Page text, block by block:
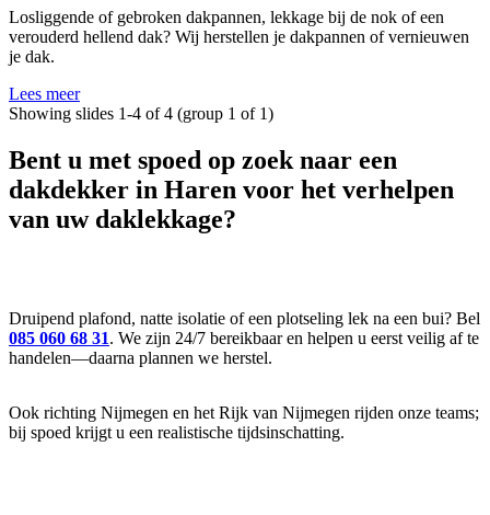
Losliggende of gebroken dakpannen, lekkage bij de nok of een
verouderd hellend dak? Wij herstellen je dakpannen of vernieuwen
je dak.
Lees meer
Showing slides 1-4 of 4 (group 1 of 1)
Bent u met spoed op zoek naar een
dakdekker in Haren voor het verhelpen
van uw daklekkage?
Druipend plafond, natte isolatie of een plotseling lek na een bui? Bel
085 060 68 31. We zijn 24/7 bereikbaar en helpen u eerst veilig af te
handelen—daarna plannen we herstel.
Ook richting Nijmegen en het Rijk van Nijmegen rijden onze teams;
bij spoed krijgt u een realistische tijdsinschatting.